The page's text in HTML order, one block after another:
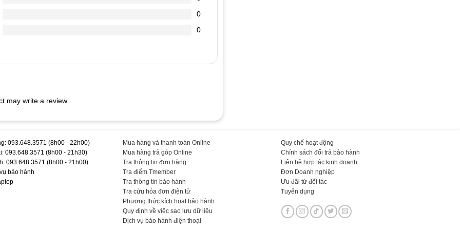
hơn.
vào Laptop (vì dòng điện đi vào sạc nó sẽ ổn định dòng
chết nguồn
0
0
may write a review.
093.648.3571 (8h00 - 22h00)
093.648.3571 (8h00 - 21h30)
093.648.3571 (8h00 - 21h00)
bảo hành
Mua hàng và thanh toán Online
Mua hàng trả góp Online
Tra thông tin đơn hàng
Tra điểm Tmember
Tra thông tin bảo hành
Tra cứu hóa đơn điện tử
Phương thức kích hoạt bảo hành
Quy định về việc sao lưu dữ liệu
Dịch vụ bảo hành điện thoại
Quy chế hoạt động
Chính sách đổi trả bảo hành
Liên hệ hợp tác kinh doanh
Đơn Doanh nghiệp
Ưu đãi từ đối tác
Tuyển dụng